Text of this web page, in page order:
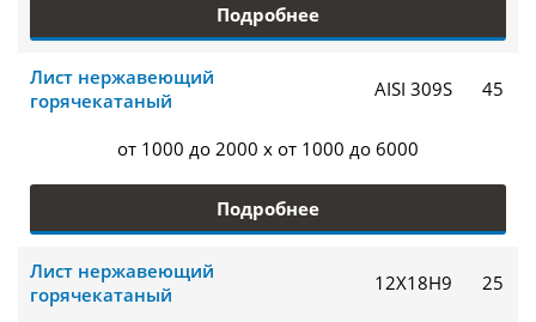
Подробнее
Лист нержавеющий
горячекатаный
AISI 309S 45
от 1000 до 2000 x от 1000 до 6000
Подробнее
Лист нержавеющий
горячекатаный
12Х18Н9 25